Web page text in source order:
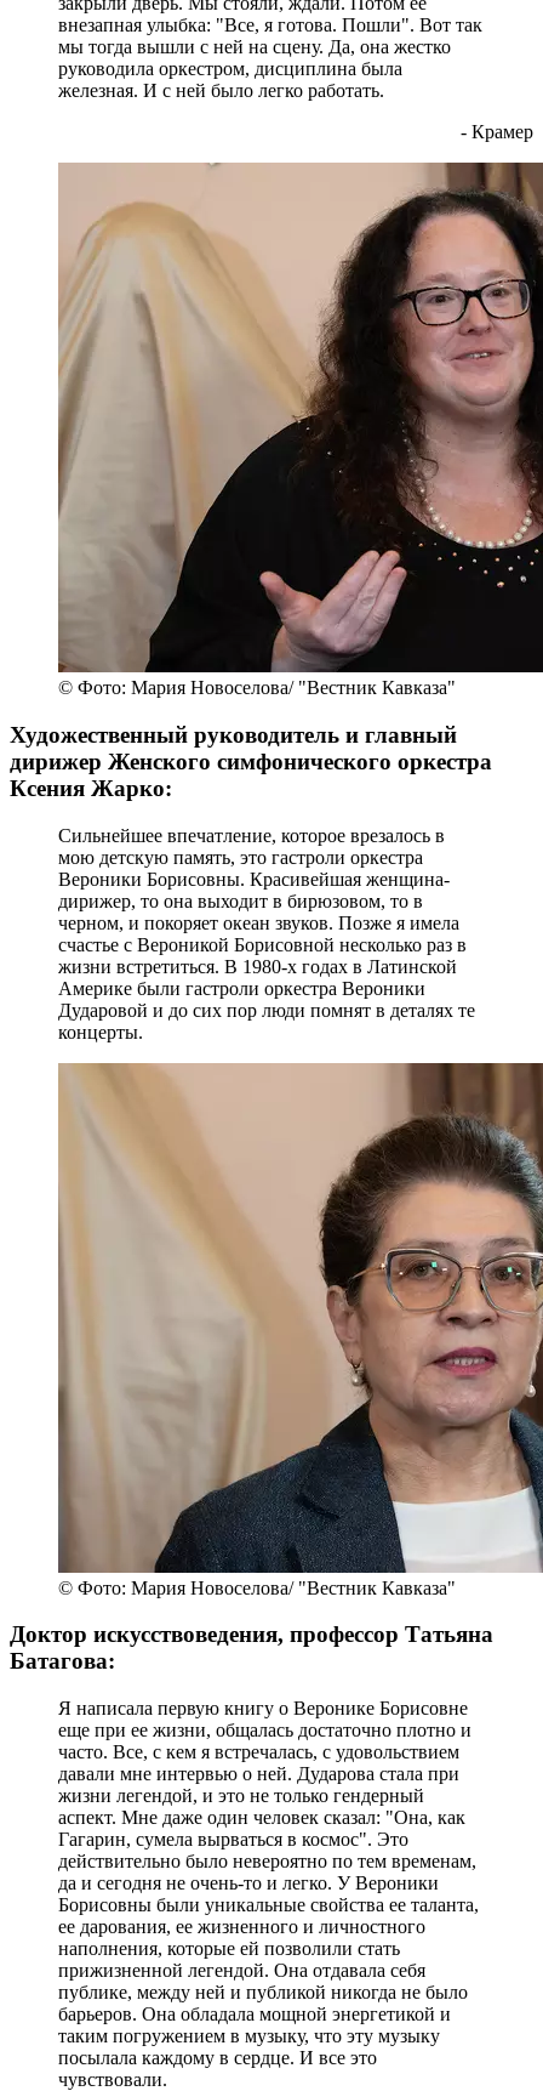
внезапная улыбка: "Все, я готова. Пошли". Вот так
мы тогда вышли с ней на сцену. Да, она жестко
руководила оркестром, дисциплина была
железная. И с ней было легко работать.
- Крамер
© Фото: Мария Новоселова/ "Вестник Кавказа"
Художественный руководитель и главный
дирижер Женского симфонического оркестра
Ксения Жарко:
Сильнейшее впечатление, которое врезалось в
мою детскую память, это гастроли оркестра
Вероники Борисовны. Красивейшая женщина-
дирижер, то она выходит в бирюзовом, то в
черном, и покоряет океан звуков. Позже я имела
счастье с Вероникой Борисовной несколько раз в
жизни встретиться. В 1980-х годах в Латинской
Америке были гастроли оркестра Вероники
Дударовой и до сих пор люди помнят в деталях те
концерты.
© Фото: Мария Новоселова/ "Вестник Кавказа"
Доктор искусствоведения, профессор Татьяна
Батагова:
Я написала первую книгу о Веронике Борисовне
еще при ее жизни, общалась достаточно плотно и
часто. Все, с кем я встречалась, с удовольствием
давали мне интервью о ней. Дударова стала при
жизни легендой, и это не только гендерный
аспект. Мне даже один человек сказал: "Она, как
Гагарин, сумела вырваться в космос". Это
действительно было невероятно по тем временам,
да и сегодня не очень-то и легко. У Вероники
Борисовны были уникальные свойства ее таланта,
ее дарования, ее жизненного и личностного
наполнения, которые ей позволили стать
прижизненной легендой. Она отдавала себя
публике, между ней и публикой никогда не было
барьеров. Она обладала мощной энергетикой и
таким погружением в музыку, что эту музыку
посылала каждому в сердце. И все это
чувствовали.